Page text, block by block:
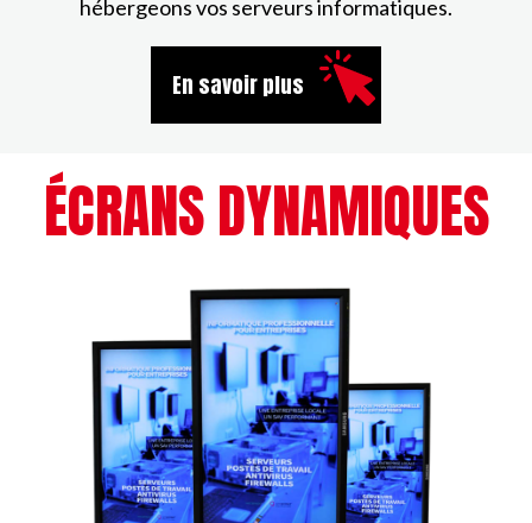
hébergeons vos serveurs informatiques.
En savoir plus
ÉCRANS DYNAMIQUES